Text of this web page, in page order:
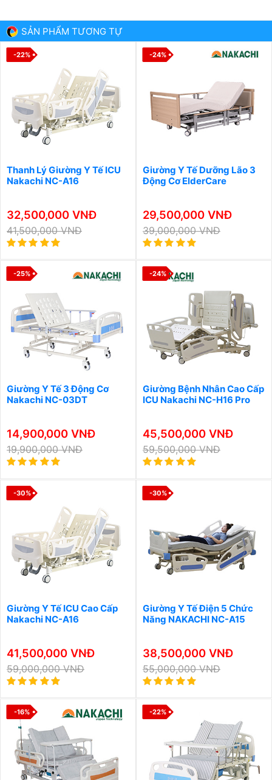
SẢN PHẨM TƯƠNG TỰ
-22%
Thanh Lý Giường Y Tế ICU
Nakachi NC-A16
32,500,000 VNĐ
41,500,000 VNĐ
-24%
Giường Y Tế Dưỡng Lão 3
Động Cơ ElderCare
29,500,000 VNĐ
39,000,000 VNĐ
-25%
Giường Y Tế 3 Động Cơ
Nakachi NC-03DT
14,900,000 VNĐ
19,900,000 VNĐ
-24%
Giường Bệnh Nhân Cao Cấp
ICU Nakachi NC-H16 Pro
45,500,000 VNĐ
59,500,000 VNĐ
-30%
Giường Y Tế ICU Cao Cấp
Nakachi NC-A16
41,500,000 VNĐ
59,000,000 VNĐ
-30%
Giường Y Tế Điện 5 Chức
Năng NAKACHI NC-A15
38,500,000 VNĐ
55,000,000 VNĐ
-16% -22%